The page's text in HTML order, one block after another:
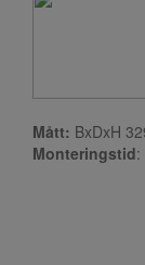
Mått: BxDxH
Monteringstid: